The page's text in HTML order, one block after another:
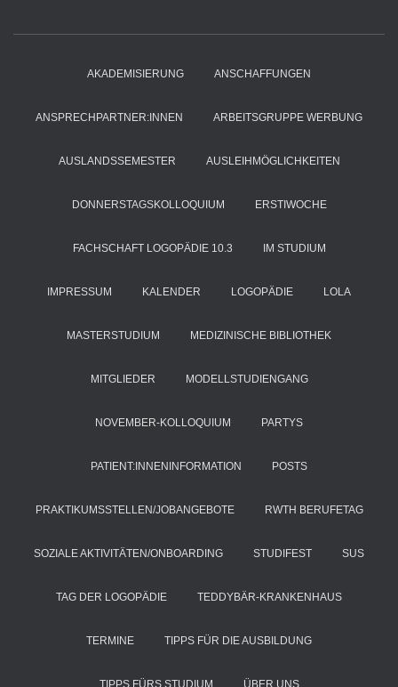
AKADEMISIERUNG ANSCHAFFUNGEN
ANSPRECHPARTNER:INNEN ARBEITSGRUPPE WERBUNG
AUSLANDSSEMESTER AUSLEIHMÖGLICHKEITEN
DONNERSTAGSKOLLOQUIUM ERSTIWOCHE
FACHSCHAFT LOGOPÄDIE 10.3 IM STUDIUM
IMPRESSUM KALENDER LOGOPÄDIE LOLA
MASTERSTUDIUM MEDIZINISCHE BIBLIOTHEK
MITGLIEDER MODELLSTUDIENGANG
NOVEMBER-KOLLOQUIUM PARTYS
PATIENT:INNENINFORMATION POSTS
PRAKTIKUMSSTELLEN/JOBANGEBOTE RWTH BERUFETAG
SOZIALE AKTIVITÄTEN/ONBOARDING STUDIFEST SUS
TAG DER LOGOPÄDIE TEDDYBÄR-KRANKENHAUS
TERMINE TIPPS FÜR DIE AUSBILDUNG